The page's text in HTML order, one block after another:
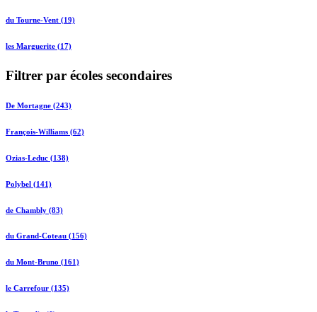
du Tourne-Vent (19)
les Marguerite (17)
Filtrer par écoles secondaires
De Mortagne (243)
François-Williams (62)
Ozias-Leduc (138)
Polybel (141)
de Chambly (83)
du Grand-Coteau (156)
du Mont-Bruno (161)
le Carrefour (135)